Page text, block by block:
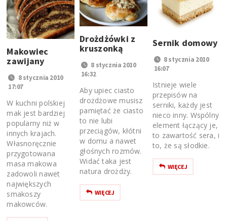
Makowiec
zawijany
8 stycznia 2010
17:07
W kuchni polskiej
mak jest bardziej
popularny niż w
innych krajach.
Własnoręcznie
przygotowana
masa makowa
zadowoli nawet
największych
smakoszy
makowców.
Drożdżówki z
kruszonką
8 stycznia 2010
16:32
Aby upiec ciasto
drożdżowe musisz
pamiętać że ciasto
to nie lubi
przeciągów, kłótni
w domu a nawet
głośnych rozmów.
Widać taka jest
natura drożdży.
WIĘCEJ
Sernik domowy
8 stycznia 2010
16:07
Istnieje wiele
przepisów na
serniki, każdy jest
nieco inny. Wspólny
element łączący je,
to zawartość sera, i
to, że są słodkie.
WIĘCEJ